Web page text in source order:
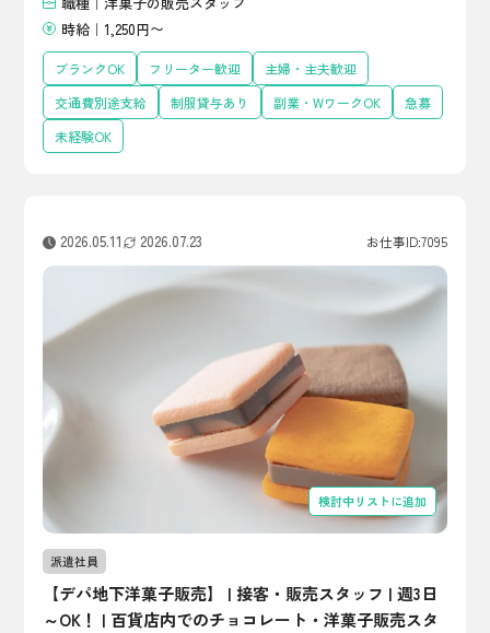
時給｜1,250円〜
ブランクOK フリーター歓迎
主婦・主夫歓迎
交通費別途支給
制服貸与あり 副業・WワークOK
急募
未経験OK
2026.05.11 2026.07.23 お仕事ID:7095
検討中リストに追加
派遣社員
【デパ地下洋菓子販売】 | 接客・販売スタッフ | 週3日
～OK！ | 百貨店内でのチョコレート・洋菓子販売スタ